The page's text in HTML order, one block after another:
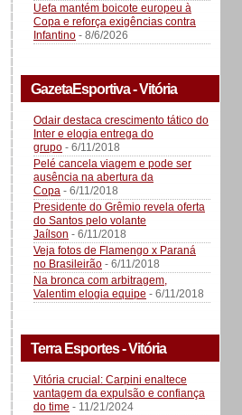
Uefa mantém boicote europeu à
Copa e reforça exigências contra
Infantino - 8/6/2026
GazetaEsportiva - Vitória
Odair destaca crescimento tático do
Inter e elogia entrega do
grupo - 6/11/2018
Pelé cancela viagem e pode ser
ausência na abertura da
Copa - 6/11/2018
Presidente do Grêmio revela oferta
do Santos pelo volante
Jaílson - 6/11/2018
Veja fotos de Flamengo x Paraná
no Brasileirão - 6/11/2018
Na bronca com arbitragem,
Valentim elogia equipe - 6/11/2018
Terra Esportes - Vitória
Vitória crucial: Carpini enaltece
vantagem da expulsão e confiança
do time - 11/21/2024